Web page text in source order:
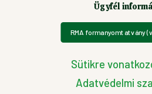
Ügyfél
RMA formanyomtatvány
Sütikre
Adatvédelmi